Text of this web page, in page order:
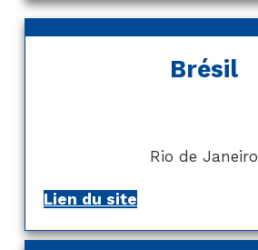
Brésil
Rio de Janeiro
Lien du site